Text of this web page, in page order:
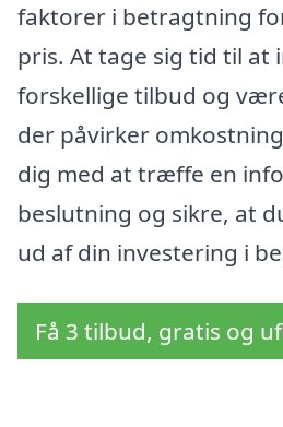
faktorer i betragtning
pris. At tage sig tid til at
forskellige tilbud og
der påvirker
dig med at træffe en
beslutning og sikre, at
ud af din investering i
Få 3 tilbud, gratis og